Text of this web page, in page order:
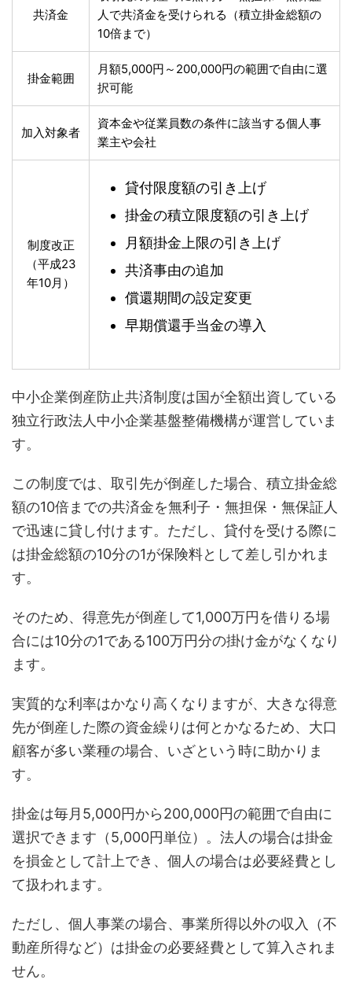
共済金
人で共済金を受けられる（積立掛金総額の
10倍まで）
掛金範囲
月額5,000円～200,000円の範囲で自由に選
択可能
加入対象者
資本金や従業員数の条件に該当する個人事
業主や会社
制度改正
（平成23
年10月）
貸付限度額の引き上げ
掛金の積立限度額の引き上げ
月額掛金上限の引き上げ
共済事由の追加
償還期間の設定変更
早期償還手当金の導入
中小企業倒産防止共済制度は国が全額出資している
独立行政法人中小企業基盤整備機構が運営していま
す。
この制度では、取引先が倒産した場合、積立掛金総
額の10倍までの共済金を無利子・無担保・無保証人
で迅速に貸し付けます。ただし、貸付を受ける際に
は掛金総額の10分の1が保険料として差し引かれま
す。
そのため、得意先が倒産して1,000万円を借りる場
合には10分の1である100万円分の掛け金がなくなり
ます。
実質的な利率はかなり高くなりますが、大きな得意
先が倒産した際の資金繰りは何とかなるため、大口
顧客が多い業種の場合、いざという時に助かりま
す。
掛金は毎月5,000円から200,000円の範囲で自由に
選択できます（5,000円単位）。法人の場合は掛金
を損金として計上でき、個人の場合は必要経費とし
て扱われます。
ただし、個人事業の場合、事業所得以外の収入（不
動産所得など）は掛金の必要経費として算入されま
せん。